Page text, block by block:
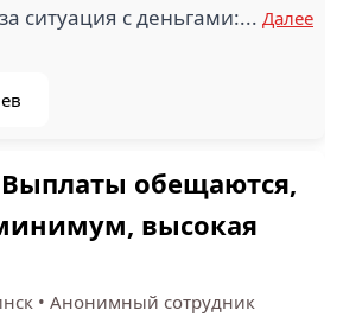
ситуация с деньгами:... Далее
обещаются,
высокая
• Анонимный сотрудник